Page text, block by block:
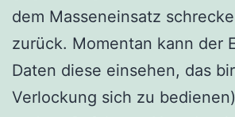
dem Masseneinsatz
zurück. Momentan kann der
Daten diese einsehen, das
Verlockung sich zu